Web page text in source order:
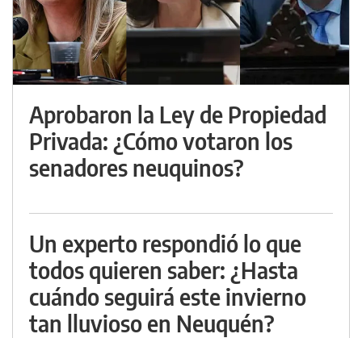
Aprobaron la Ley de Propiedad
Privada: ¿Cómo votaron los
senadores neuquinos?
Un experto respondió lo que
todos quieren saber: ¿Hasta
cuándo seguirá este invierno
tan lluvioso en Neuquén?